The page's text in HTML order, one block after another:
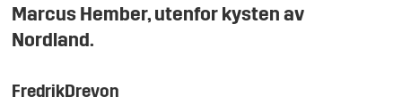
Marcus Hember, utenfor kysten av
Nordland.
FredrikDrevon